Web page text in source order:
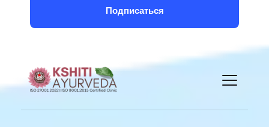
Подписаться